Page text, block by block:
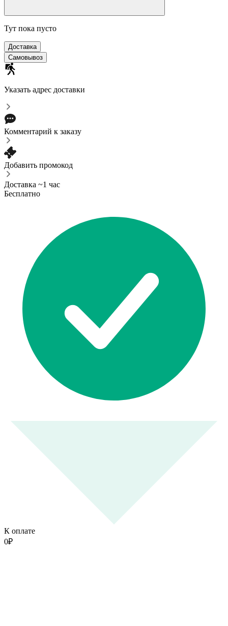
Тут пока пусто
Доставка
Самовывоз
Указать адрес доставки
Комментарий к заказу
Добавить промокод
Доставка ~1 час
Бесплатно
К оплате
0₽